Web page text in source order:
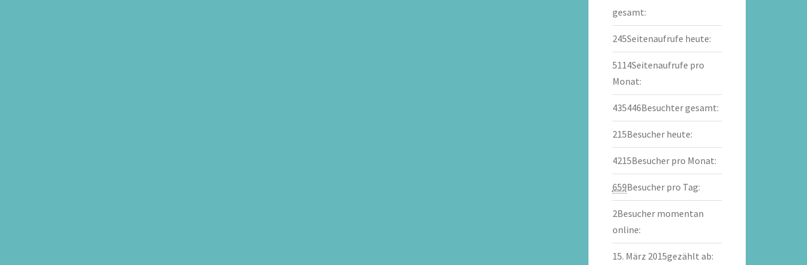
gesamt:
245Seitenaufrufe heute:
5114Seitenaufrufe pro
Monat:
435446Besuchter gesamt:
215Besucher heute:
4215Besucher pro Monat:
659Besucher pro Tag:
2Besucher momentan
online:
15. März 2015gezählt ab: